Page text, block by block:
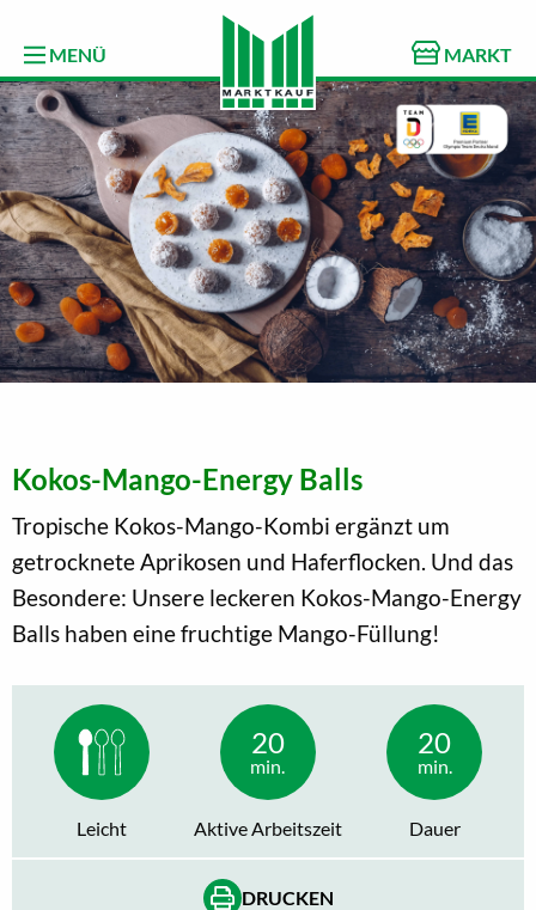
MENÜ MARKT
Kokos-Mango-Energy Balls
Tropische Kokos-Mango-Kombi ergänzt um
getrocknete Aprikosen und Haferflocken. Und das
Besondere: Unsere leckeren Kokos-Mango-Energy
Balls haben eine fruchtige Mango-Füllung!
Leicht
20
min.
Aktive Arbeitszeit
20
min.
Dauer
DRUCKEN